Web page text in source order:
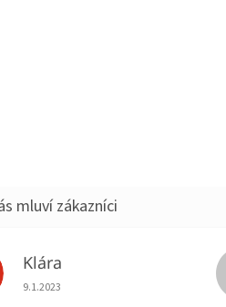
Klára
Hodnocení obchodu je 5 z 5
9.1.2023